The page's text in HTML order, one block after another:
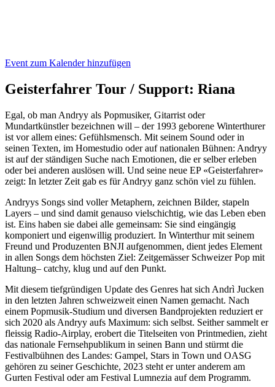
Event zum Kalender hinzufügen
Geisterfahrer Tour / Support: Riana
Egal, ob man Andryy als Popmusiker, Gitarrist oder
Mundartkünstler bezeichnen will – der 1993 geborene Winterthurer
ist vor allem eines: Gefühlsmensch. Mit seinem Sound oder in
seinen Texten, im Homestudio oder auf nationalen Bühnen: Andryy
ist auf der ständigen Suche nach Emotionen, die er selber erleben
oder bei anderen auslösen will. Und seine neue EP «Geisterfahrer»
zeigt: In letzter Zeit gab es für Andryy ganz schön viel zu fühlen.
Andryys Songs sind voller Metaphern, zeichnen Bilder, stapeln
Layers – und sind damit genauso vielschichtig, wie das Leben eben
ist. Eins haben sie dabei alle gemeinsam: Sie sind eingängig
komponiert und eigenwillig produziert. In Winterthur mit seinem
Freund und Produzenten BNJI aufgenommen, dient jedes Element
in allen Songs dem höchsten Ziel: Zeitgemässer Schweizer Pop mit
Haltung– catchy, klug und auf den Punkt.
Mit diesem tiefgründigen Update des Genres hat sich Andrì Jucken
in den letzten Jahren schweizweit einen Namen gemacht. Nach
einem Popmusik-Studium und diversen Bandprojekten reduziert er
sich 2020 als Andryy aufs Maximum: sich selbst. Seither sammelt er
fleissig Radio-Airplay, erobert die Titelseiten von Printmedien, zieht
das nationale Fernsehpublikum in seinen Bann und stürmt die
Festivalbühnen des Landes: Gampel, Stars in Town und OASG
gehören zu seiner Geschichte, 2023 steht er unter anderem am
Gurten Festival oder am Festival Lumnezia auf dem Programm.